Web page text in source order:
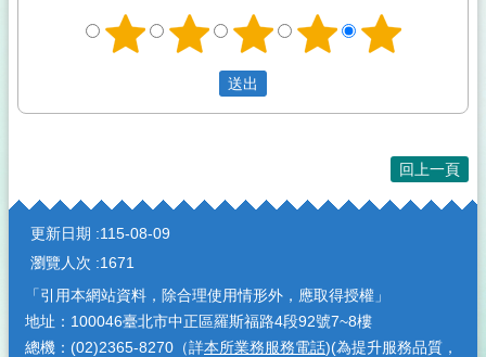
回上一頁
:::
更新日期
115-08-09
瀏覽人次
1671
「引用本網站資料，除合理使用情形外，應取得授權」
地址：100046臺北市中正區羅斯福路4段92號7~8樓
總機：(02)2365-8270（詳本所業務服務電話)(為提升服務品質，